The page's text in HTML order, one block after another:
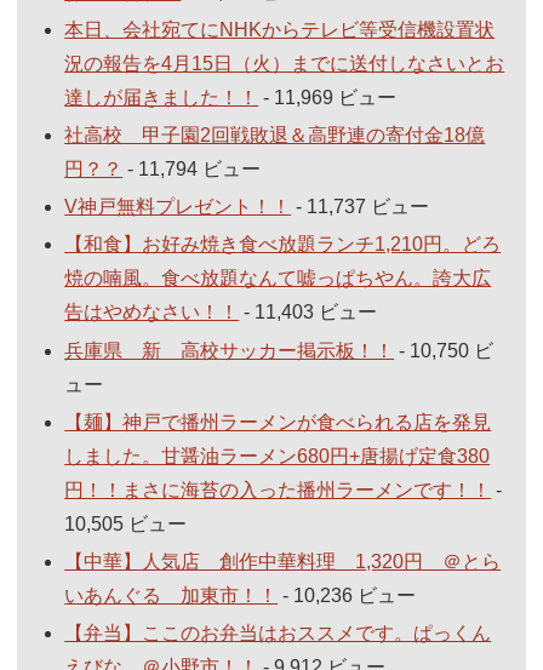
本日、会社宛てにNHKからテレビ等受信機設置状
況の報告を4月15日（火）までに送付しなさいとお
達しが届きました！！
- 11,969 ビュー
社高校 甲子園2回戦敗退＆高野連の寄付金18億
円？？ - 11,794 ビュー
V神戸無料プレゼント！！
- 11,737 ビュー
【和食】お好み焼き食べ放題ランチ1,210円。どろ
焼の喃風。食べ放題なんて嘘っぱちやん。誇大広
告はやめなさい！！
- 11,403 ビュー
兵庫県 新 高校サッカー掲示板！！
- 10,750 ビ
ュー
【麺】神戸で播州ラーメンが食べられる店を発見
しました。甘醤油ラーメン680円+唐揚げ定食380
円！！まさに海苔の入った播州ラーメンです！！
-
10,505 ビュー
【中華】人気店 創作中華料理 1,320円 ＠とら
いあんぐる 加東市！！
- 10,236 ビュー
【弁当】ここのお弁当はおススメです。ぱっくん